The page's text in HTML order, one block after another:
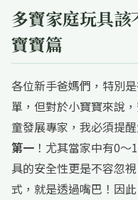
多寶家庭玩具該
寶寶篇
各位新手爸媽們，特別
單，但對於小寶寶來說
童發展專家，我必須提
第一 ！尤其當家中有0
具的安全性更是不容忽
式，就是透過嘴巴！因